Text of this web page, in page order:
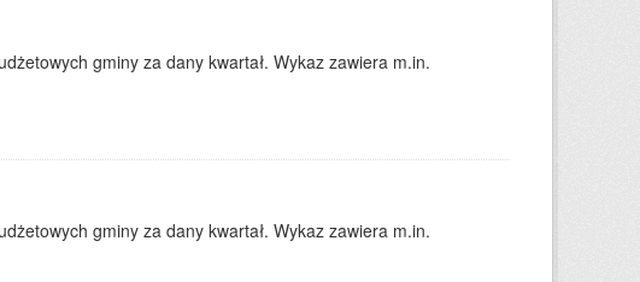
gminy za dany kwartał. Wykaz zawiera m.in.
gminy za dany kwartał. Wykaz zawiera m.in.